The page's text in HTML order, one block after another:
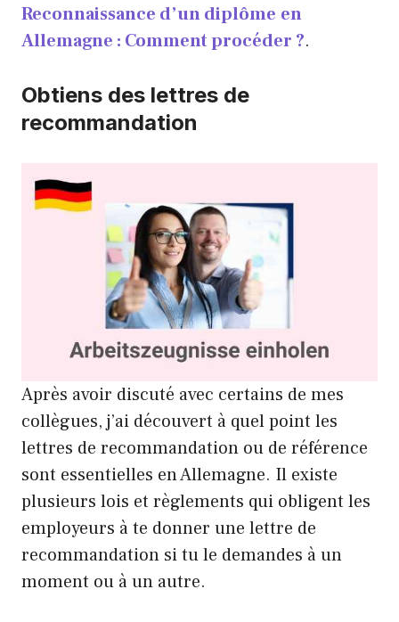
Reconnaissance d’un diplôme en
Allemagne : Comment procéder ?.
Obtiens des lettres de
recommandation
Après avoir discuté avec certains de mes
collègues, j’ai découvert à quel point les
lettres de recommandation ou de référence
sont essentielles en Allemagne. Il existe
plusieurs lois et règlements qui obligent les
employeurs à te donner une lettre de
recommandation si tu le demandes à un
moment ou à un autre.